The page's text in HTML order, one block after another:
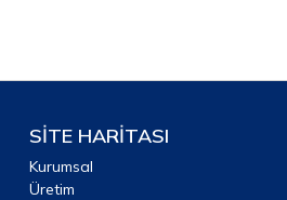
SİTE HARİTASI
Kurumsal
Üretim